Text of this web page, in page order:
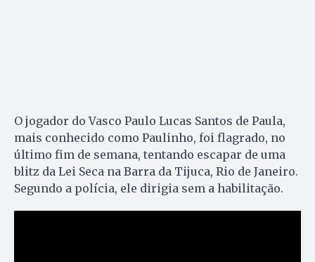
O jogador do Vasco Paulo Lucas Santos de Paula,
mais conhecido como Paulinho, foi flagrado, no
último fim de semana, tentando escapar de uma
blitz da Lei Seca na Barra da Tijuca, Rio de Janeiro.
Segundo a polícia, ele dirigia sem a habilitação.